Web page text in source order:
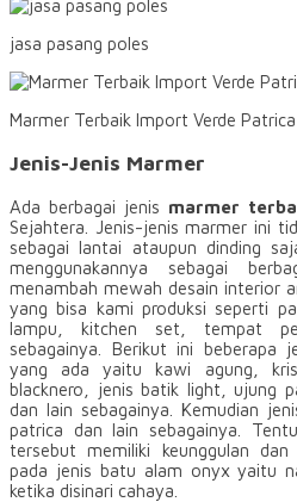
jasa pasang poles
Marmer Terbaik Import Verde Patrica
Jenis-Jenis Marmer
Ada berbagai jenis marmer
Sejahtera. Jenis-jenis marmer ini
sebagai lantai ataupun dinding
menggunakannya sebagai
menambah mewah desain interior
yang bisa kami produksi seperti
lampu, kitchen set, tempat
sebagainya. Berikut ini beberapa
yang ada yaitu kawi agung,
blacknero, jenis batik light, ujung
dan lain sebagainya. Kemudian
patrica dan lain sebagainya.
tersebut memiliki keunggulan dan
pada jenis batu alam onyx yaitu
ketika disinari cahaya.